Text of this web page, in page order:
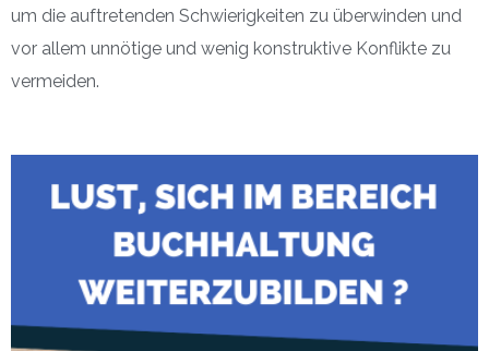
um die auftretenden Schwierigkeiten zu überwinden und
vor allem unnötige und wenig konstruktive Konflikte zu
vermeiden.